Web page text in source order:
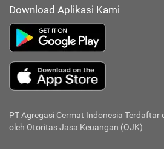
Download Aplikasi Kami
PT Agregasi Cermat Indonesia Terdaftar
oleh Otoritas Jasa Keuangan (OJK)